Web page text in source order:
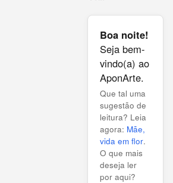
Boa noite!
Seja bem-
vindo(a) ao
AponArte.
Que tal uma
sugestão de
leitura? Leia
agora: Mãe,
vida em flor.
O que mais
deseja ler
por aqui?